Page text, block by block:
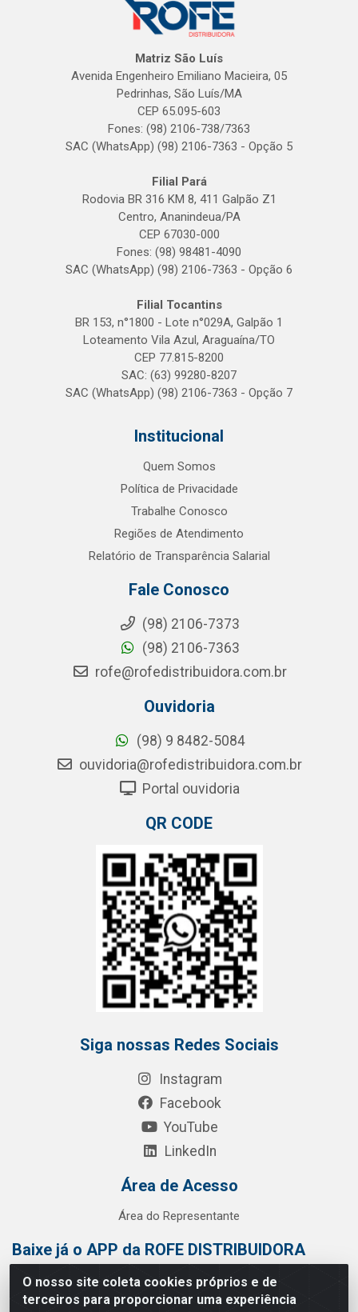
O nosso site coleta cookies próprios e de
terceiros para proporcionar uma experiência
Matriz São Luís
Avenida Engenheiro Emiliano Macieira, 05
Pedrinhas, São Luís/MA
CEP 65.095-603
Fones: (98) 2106-738/7363
SAC (WhatsApp) (98) 2106-7363 - Opção 5
Filial Pará
Rodovia BR 316 KM 8, 411 Galpão Z1
Centro, Ananindeua/PA
CEP 67030-000
Fones: (98) 98481-4090
SAC (WhatsApp) (98) 2106-7363 - Opção 6
Filial Tocantins
BR 153, n°1800 - Lote n°029A, Galpão 1
Loteamento Vila Azul, Araguaína/TO
CEP 77.815-8200
SAC: (63) 99280-8207
SAC (WhatsApp) (98) 2106-7363 - Opção 7
Institucional
Quem Somos
Política de Privacidade
Trabalhe Conosco
Regiões de Atendimento
Relatório de Transparência Salarial
Fale Conosco
(98) 2106-7373
(98) 2106-7363
rofe@rofedistribuidora.com.br
Ouvidoria
(98) 9 8482-5084
ouvidoria@rofedistribuidora.com.br
Portal ouvidoria
QR CODE
Siga nossas Redes Sociais
Instagram
Facebook
YouTube
LinkedIn
Área de Acesso
Área do Representante
Baixe já o APP da ROFE DISTRIBUIDORA